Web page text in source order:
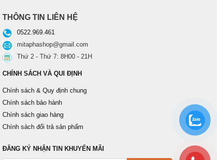
THÔNG TIN LIÊN HỆ
0522.969.461
mitaphashop@gmail.com
Thứ 2 - Thứ 7: 8H00 - 21H
CHÍNH SÁCH VÀ QUI ĐỊNH
Chính sách & Quy định chung
Chính sách bảo hành
Chính sách giao hàng
Chính sách đổi trả sản phẩm
ĐĂNG KÝ NHẬN TIN KHUYẾN MÃI